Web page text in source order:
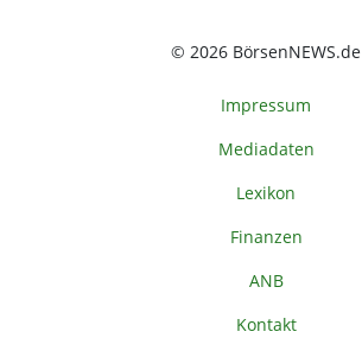
© 2026 BörsenNEWS.de
Impressum
Mediadaten
Lexikon
Finanzen
ANB
Kontakt